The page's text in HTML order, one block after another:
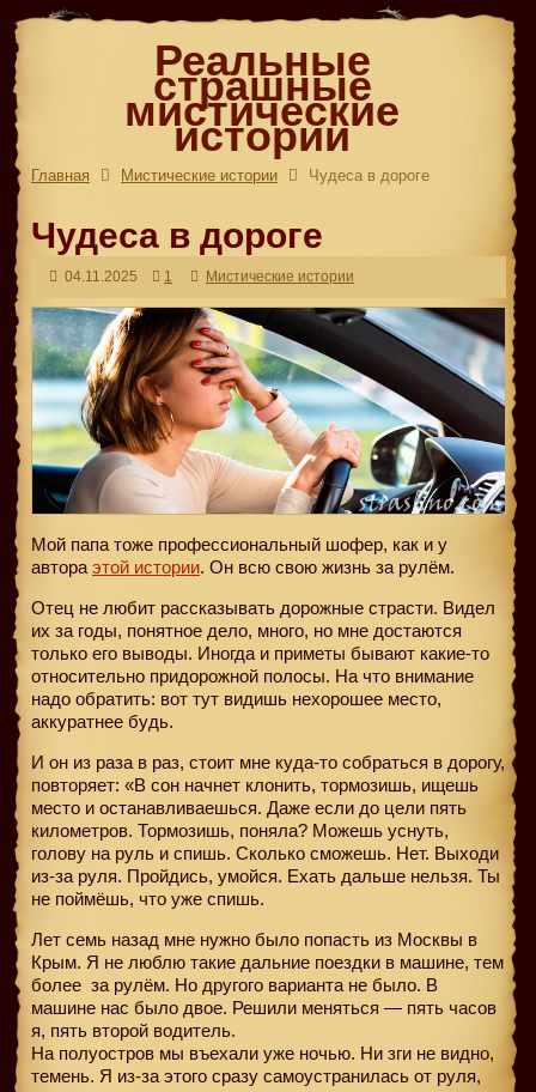
Реальные
страшные
мистические
истории
Главная Мистические истории Чудеса в дороге
Чудеса в дороге
04.11.2025 1 Мистические истории
Мой папа тоже профессиональный шофер, как и у
автора этой истории. Он всю свою жизнь за рулём.
Отец не любит рассказывать дорожные страсти. Видел
их за годы, понятное дело, много, но мне достаются
только его выводы. Иногда и приметы бывают какие-то
относительно придорожной полосы. На что внимание
надо обратить: вот тут видишь нехорошее место,
аккуратнее будь.
И он из раза в раз, стоит мне куда-то собраться в дорогу,
повторяет: «В сон начнет клонить, тормозишь, ищешь
место и останавливаешься. Даже если до цели пять
километров. Тормозишь, поняла? Можешь уснуть,
голову на руль и спишь. Сколько сможешь. Нет. Выходи
из-за руля. Пройдись, умойся. Ехать дальше нельзя. Ты
не поймёшь, что уже спишь.
Лет семь назад мне нужно было попасть из Москвы в
Крым. Я не люблю такие дальние поездки в машине, тем
более за рулём. Но другого варианта не было. В
машине нас было двое. Решили меняться — пять часов
я, пять второй водитель.
На полуостров мы въехали уже ночью. Ни зги не видно,
темень. Я из-за этого сразу самоустранилась от руля,